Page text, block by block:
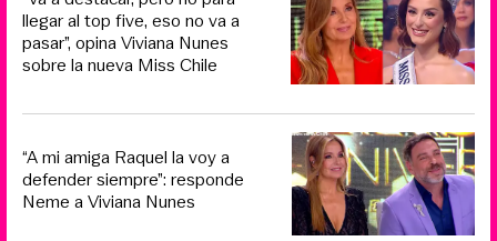
llegar al top five, eso no va a
pasar”, opina Viviana Nunes
sobre la nueva Miss Chile
“A mi amiga Raquel la voy a
defender siempre”: responde
Neme a Viviana Nunes